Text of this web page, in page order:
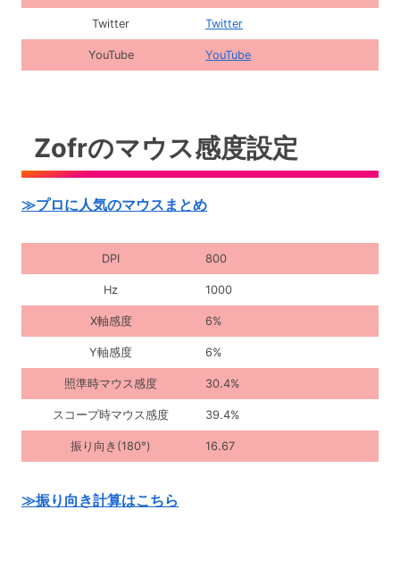
Twitter Twitter
YouTube YouTube
Zofrのマウス感度設定
≫プロに人気のマウスまとめ
DPI 800
Hz 1000
X軸感度 6%
Y軸感度 6%
照準時マウス感度 30.4%
スコープ時マウス感度 39.4%
振り向き(180°) 16.67
≫振り向き計算はこちら